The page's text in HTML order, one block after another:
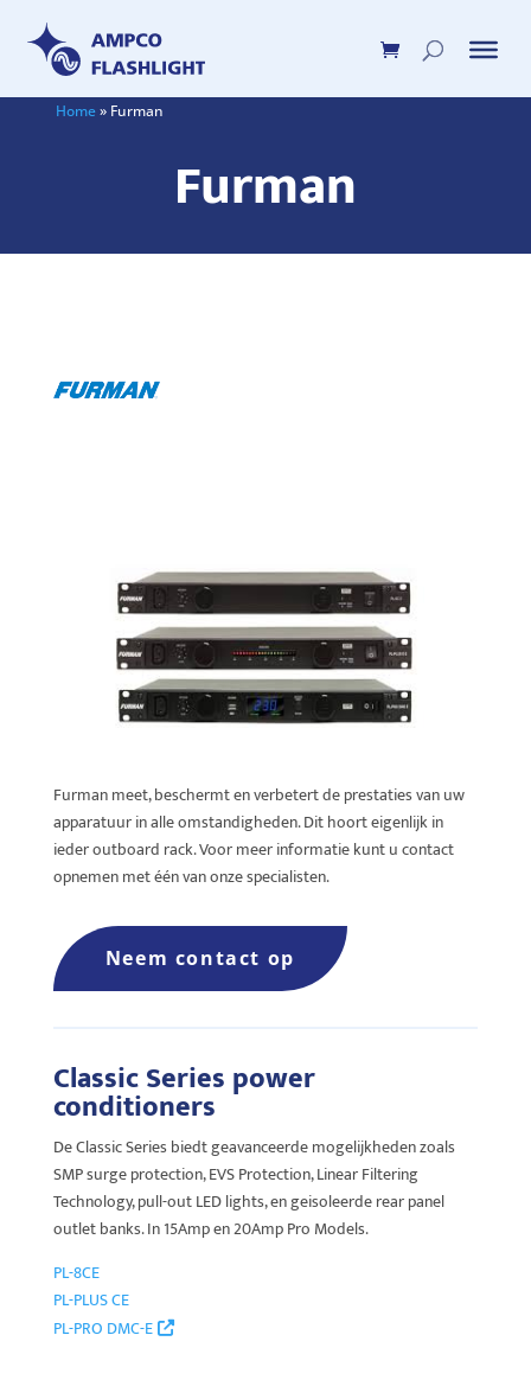
Home» Furman
Furman
Furmanmeet, beschermt en verbetert de prestaties van uw
apparatuur in alle omstandigheden. Dit hoort eigenlijk in
iederoutboard rack. Voor meer informatie kunt u contact
opnemen met één van onze specialisten.
Neem contact op
Classic Series power
conditioners
De Classic Series biedt geavanceerde mogelijkheden zoals
SMP surge protection, EVS Protection, Linear Filtering
Technology, pull-out LED lights, en geisoleerde rear panel
outlet banks. In 15Amp en 20Amp Pro Models.
PL-8CE
PL-PLUS CE
PL-PRO DMC-E